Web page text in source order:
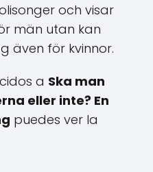
och visar
män utan kan
även för kvinnor.
a Ska man
eller inte? En
puedes ver la